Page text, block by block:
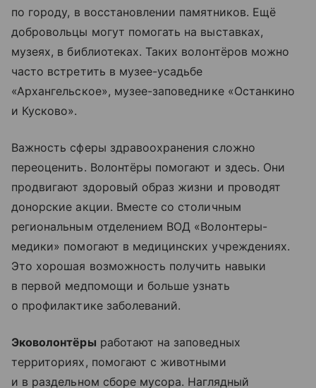
по городу, в восстановлении памятников. Ещё
добровольцы могут помогать на выставках,
музеях, в библиотеках. Таких волонтёров можно
часто встретить в музее-усадьбе
«Архангельское», музее-заповеднике «Останкино
и Кусково».
Важность сферы здравоохранения сложно
переоценить. Волонтёры помогают и здесь. Они
продвигают здоровый образ жизни и проводят
донорские акции. Вместе со столичным
региональным отделением ВОД «Волонтеры-
медики» помогают в медицинских учреждениях.
Это хорошая возможность получить навыки
в первой медпомощи и больше узнать
о профилактике заболеваний.
Эковолонтёры работают на заповедных
территориях, помогают с животными
и в раздельном сборе мусора. Наглядный